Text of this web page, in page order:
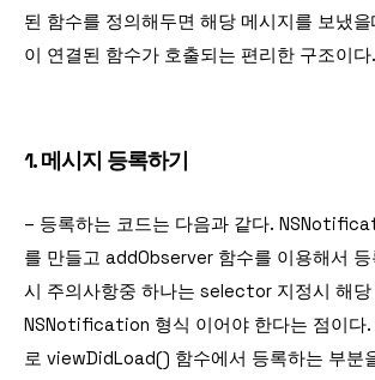
된 함수를 정의해두면 해당 메시지를 보냈
이 연결된 함수가 호출되는 편리한 구조이다.
1. 메시지 등록하기
– 등록하는 코드는 다음과 같다.
를 만들고 addObserver 함수를 이용해서
시 주의사항중 하나는 selector 지정시 해당
NSNotification 형식 이어야 한다는 점이다.
로 viewDidLoad() 함수에서 등록하는 부분